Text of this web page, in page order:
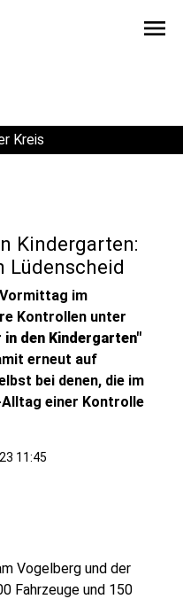
menu
Kreis
Kindergarten:
Lüdenscheid
im
Kontrollen unter
den Kindergarten"
erneut auf
bei denen, die im
einer Kontrolle
11:45
Vogelberg und der
Fahrzeuge und 150